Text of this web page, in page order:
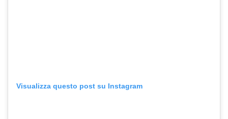
Visualizza questo post su Instagram